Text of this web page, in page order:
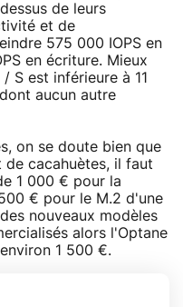
de leurs
et de
575 000 IOPS en
en écriture. Mieux
S est inférieure à 11
aucun autre
on se doute bien que
de cacahuètes, il faut
1 000 € pour la
€ pour le M.2 d'une
nouveaux modèles
alors l'Optane
1 500 €.